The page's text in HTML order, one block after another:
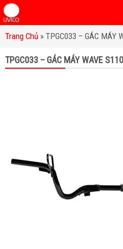
Trang Chủ » TPGC033 – GÁC MÁY
TPGC033 – GÁC MÁY WAVE